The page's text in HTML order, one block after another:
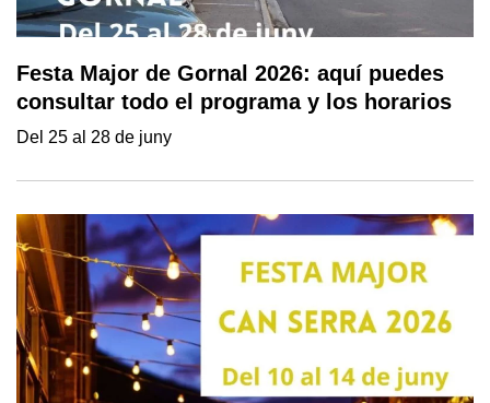
Festa Major de Gornal 2026: aquí puedes
consultar todo el programa y los horarios
Del 25 al 28 de juny